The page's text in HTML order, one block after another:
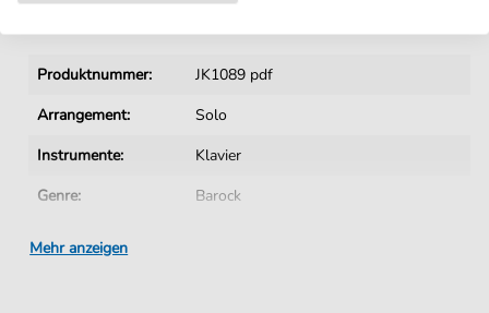
Produktnummer:
JK1089 pdf
Arrangement:
Solo
Instrumente:
Klavier
Genre:
Barock
Ära:
Mehr anzeigen